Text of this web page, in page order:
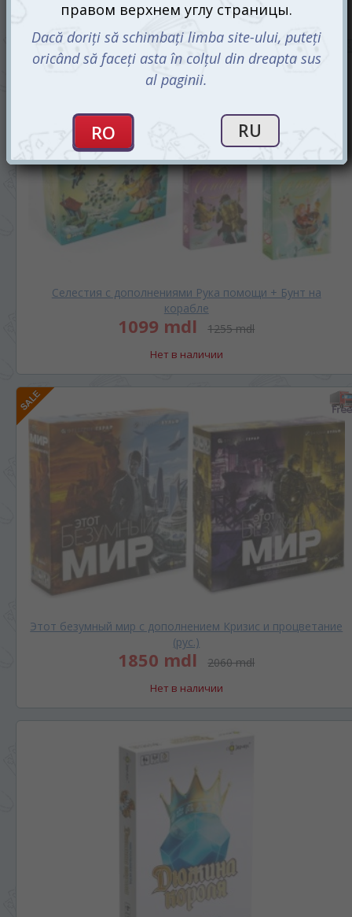
Селестия с дополнениями Рука помощи + Бунт на
корабле
1099 mdl 1255 mdl
Нет в наличии
Этот безумный мир с дополнением Кризис и процветание
(рус.)
1850 mdl 2060 mdl
Нет в наличии